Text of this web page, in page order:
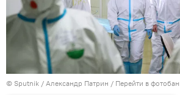
© Sputnik / Александр Патрин / Перейти в